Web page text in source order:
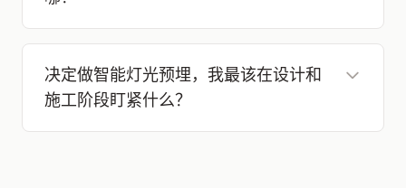
决定做智能灯光预埋，我最该在设计和
施工阶段盯紧什么？